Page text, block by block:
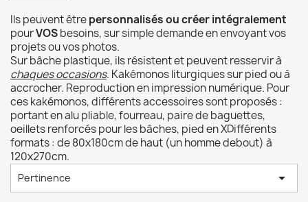
Ils peuvent êtrepersonnalisés ou créer intégralement
pourVOSbesoins, sur simple demande en envoyant vos
projets ou vos photos.
Sur bâche plastique, ils résistent et peuvent resservir à
chaques occasions. Kakémonos liturgiques sur pied ou à
accrocher. Reproduction en impression numérique. Pour
ces kakémonos, différents accessoires sont proposés :
portant en alu pliable, fourreau, paire de baguettes,
oeillets renforcés pour les bâches, pied en XDifférents
formats : de 80x180cm de haut (un homme debout) à
120x270cm.
Pertinence 